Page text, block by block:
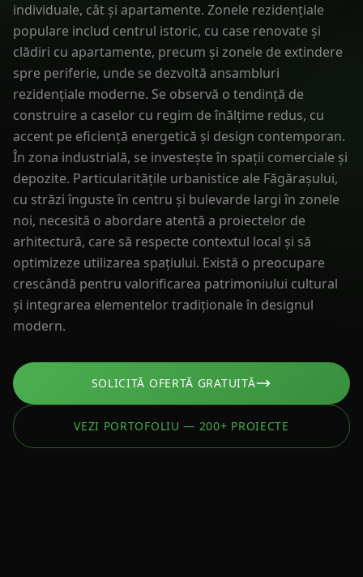
individuale, cât și apartamente. Zonele rezidențiale
populare includ centrul istoric, cu case renovate și
clădiri cu apartamente, precum și zonele de extindere
spre periferie, unde se dezvoltă ansambluri
rezidențiale moderne. Se observă o tendință de
construire a caselor cu regim de înălțime redus, cu
accent pe eficiență energetică și design contemporan.
În zona industrială, se investește în spații comerciale și
depozite. Particularitățile urbanistice ale Făgărașului,
cu străzi înguste în centru și bulevarde largi în zonele
noi, necesită o abordare atentă a proiectelor de
arhitectură, care să respecte contextul local și să
optimizeze utilizarea spațiului. Există o preocupare
crescândă pentru valorificarea patrimoniului cultural
și integrarea elementelor tradiționale în designul
modern.
SOLICITĂ OFERTĂ GRATUITĂ
VEZI PORTOFOLIU — 200+ PROIECTE